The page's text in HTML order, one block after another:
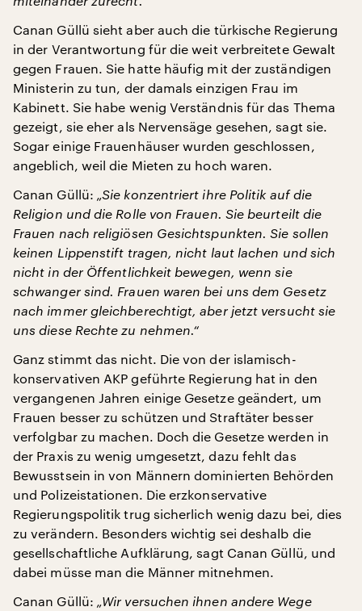
Canan Güllü sieht aber auch die türkische Regierung
in der Verantwortung für die weit verbreitete Gewalt
gegen Frauen. Sie hatte häufig mit der zuständigen
Ministerin zu tun, der damals einzigen Frau im
Kabinett. Sie habe wenig Verständnis für das Thema
gezeigt, sie eher als Nervensäge gesehen, sagt sie.
Sogar einige Frauenhäuser wurden geschlossen,
angeblich, weil die Mieten zu hoch waren.
Canan Güllü: „Sie konzentriert ihre Politik auf die
Religion und die Rolle von Frauen. Sie beurteilt die
Frauen nach religiösen Gesichtspunkten. Sie sollen
keinen Lippenstift tragen, nicht laut lachen und sich
nicht in der Öffentlichkeit bewegen, wenn sie
schwanger sind. Frauen waren bei uns dem Gesetz
nach immer gleichberechtigt, aber jetzt versucht sie
uns diese Rechte zu nehmen.“
Ganz stimmt das nicht. Die von der islamisch-
konservativen AKP geführte Regierung hat in den
vergangenen Jahren einige Gesetze geändert, um
Frauen besser zu schützen und Straftäter besser
verfolgbar zu machen. Doch die Gesetze werden in
der Praxis zu wenig umgesetzt, dazu fehlt das
Bewusstsein in von Männern dominierten Behörden
und Polizeistationen. Die erzkonservative
Regierungspolitik trug sicherlich wenig dazu bei, dies
zu verändern. Besonders wichtig sei deshalb die
gesellschaftliche Aufklärung, sagt Canan Güllü, und
dabei müsse man die Männer mitnehmen.
Canan Güllü: „Wir versuchen ihnen andere Wege